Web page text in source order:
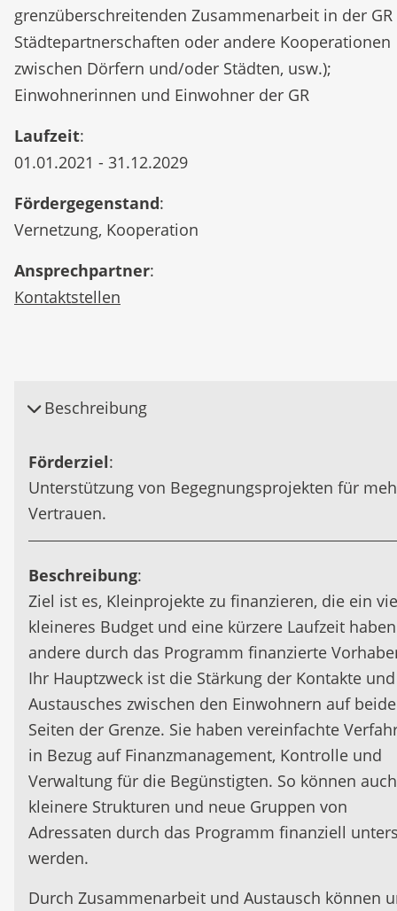
grenzüberschreitenden Zusammenarbeit in der GR
Städtepartnerschaften oder andere Kooperationen
zwischen Dörfern und/oder Städten, usw.);
Einwohnerinnen und Einwohner der GR
Laufzeit:
01.01.2021 - 31.12.2029
Fördergegenstand:
Vernetzung, Kooperation
Ansprechpartner:
Kontaktstellen
Beschreibung
Förderziel:
Unterstützung von Begegnungsprojekten für
Vertrauen.
Beschreibung:
Ziel ist es, Kleinprojekte zu finanzieren, die ein
kleineres Budget und eine kürzere Laufzeit
andere durch das Programm finanzierte
Ihr Hauptzweck ist die Stärkung der Kontakte
Austausches zwischen den Einwohnern auf
Seiten der Grenze. Sie haben vereinfachte
in Bezug auf Finanzmanagement, Kontrolle und
Verwaltung für die Begünstigten. So können auch
kleinere Strukturen und neue Gruppen von
Adressaten durch das Programm finanziell
werden.
Durch Zusammenarbeit und Austausch können